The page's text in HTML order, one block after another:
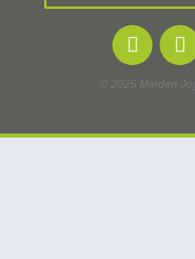
© 2025 Minden